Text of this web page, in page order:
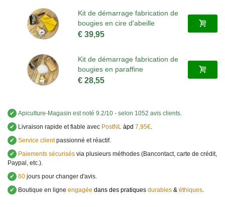
Kit de démarrage fabrication de
bougies en cire d'abeille
€ 39,95
Kit de démarrage fabrication de
bougies en paraffine
€ 28,55
✔ Apiculture-Magasin est noté 9.2/10 - selon 1052 avis clients.
✔
Livraison rapide et fiable avec PostNL àpd 7,95€.
✔ Service clientpassionné et réactif.
✔
Paiements sécurisés via plusieurs méthodes (Bancontact, carte de crédit,
Paypal, etc.).
✔ 60 jours pour changer d'avis.
✔
Boutique en ligne engagée dans des pratiques durables & éthiques.